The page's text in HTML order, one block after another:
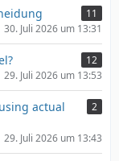
11
30. Juli 2026 um 13:31
12
29. Juli 2026 um 13:53
actual
2
29. Juli 2026 um 13:43